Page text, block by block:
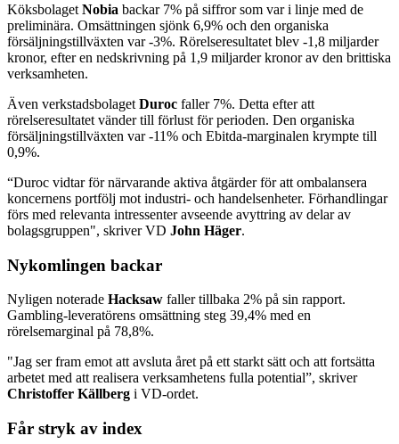
Köksbolaget Nobia backar 7% på siffror som var i linje med de
preliminära. Omsättningen sjönk 6,9% och den organiska
försäljningstillväxten var -3%. Rörelseresultatet blev -1,8 miljarder
kronor, efter en nedskrivning på 1,9 miljarder kronor av den brittiska
verksamheten.
Även verkstadsbolaget Duroc faller 7%. Detta efter att
rörelseresultatet vänder till förlust för perioden. Den organiska
försäljningstillväxten var -11% och Ebitda-marginalen krympte till
0,9%.
“Duroc vidtar för närvarande aktiva åtgärder för att ombalansera
koncernens portfölj mot industri- och handelsenheter. Förhandlingar
förs med relevanta intressenter avseende avyttring av delar av
bolagsgruppen", skriver VD John Häger.
Nykomlingen backar
Nyligen noterade Hacksaw faller tillbaka 2% på sin rapport.
Gambling-leveratörens omsättning steg 39,4% med en
rörelsemarginal på 78,8%.
"Jag ser fram emot att avsluta året på ett starkt sätt och att fortsätta
arbetet med att realisera verksamhetens fulla potential”, skriver
Christoffer Källberg i VD-ordet.
Får stryk av index